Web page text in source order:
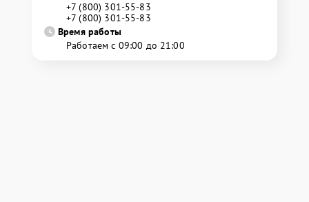
+7 (800) 301-55-83
+7 (800) 301-55-83
Время работы
Работаем с 09:00 до 21:00